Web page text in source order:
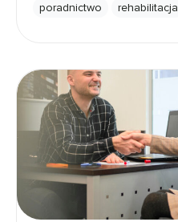
poradnictwo rehabilitacja